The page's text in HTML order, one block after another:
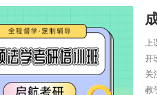
开
关
教